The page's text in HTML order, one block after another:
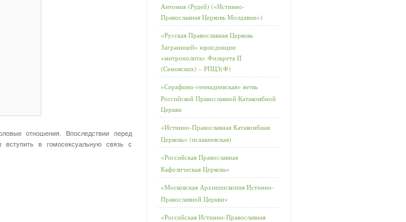
отношения. Впоследствии перед
вступить в гомосексуальную связь с
Антония (Рудей) («Истинно-
Православная Церковь Молдавии»)
«Русская Православная Церковь
Заграницей» юрисдикции
«митрополита» Филарета II
(Семовских) – РПЦЗ(Ф)
«Серафимо-геннадиевская» ветвь
Российской Православной Катакомбной
Церкви
«Истинно-Православная Катакомбная
Церковь» (исаакиевская)
«Российская Православная
Кафолическая Церковь»
«Московская Архиепископия Истинно-
Православной Церкви»
«Российская Истинно-Православная